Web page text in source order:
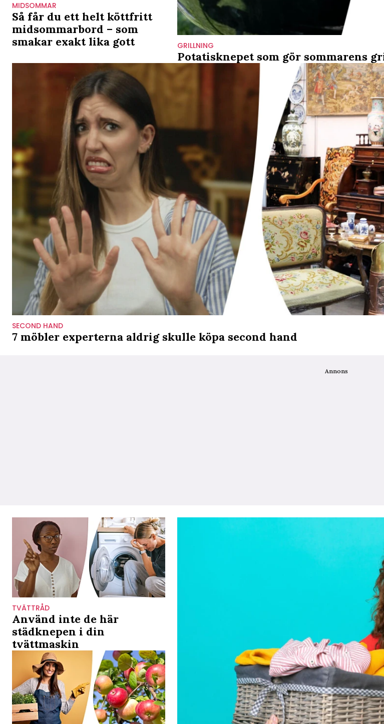
MIDSOMMAR
Så får du ett helt köttfritt
midsommarbord – som
smakar exakt lika gott
GRILLNING
Potatisknepet som gör sommarens
SECOND HAND
7 möbler experterna aldrig skulle köpa second hand
Annons
TVÄTTRÅD
Använd inte de här
städknepen i din
tvättmaskin